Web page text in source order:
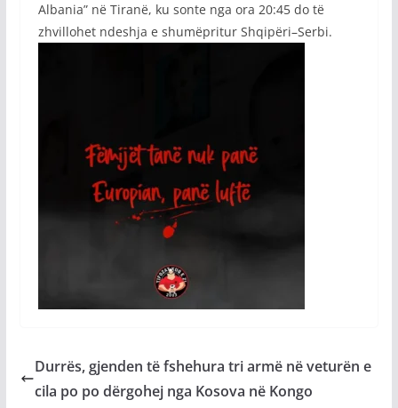
Albania” në Tiranë, ku sonte nga ora 20:45 do të
zhvillohet ndeshja e shumëpritur Shqipëri–Serbi.
Durrës, gjenden të fshehura tri armë në veturën e
cila po po dërgohej nga Kosova në Kongo